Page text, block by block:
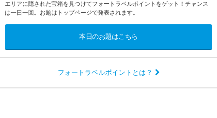
エリアに隠された宝箱を見つけてフォートラベルポイントをゲット！チャンス
は一日一回。お題はトップページで発表されます。
本日のお題はこちら
フォートラベルポイントとは？